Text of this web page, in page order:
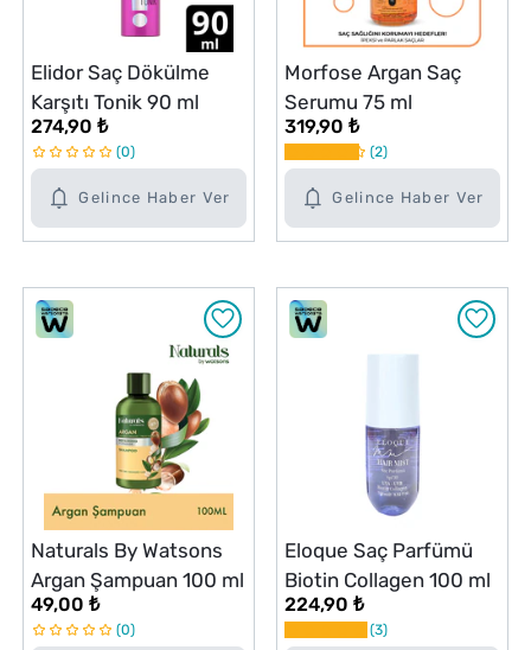
Gelince Haber Ver
Elidor Saç Dökülme
Karşıtı Tonik 90 ml
274,90 ₺
0
Gelince Haber Ver
Morfose Argan Saç
Serumu 75 ml
319,90 ₺
2
Naturals By Watsons
Argan Şampuan 100 ml
49,00 ₺
0
Eloque Saç Parfümü
Biotin Collagen 100 ml
224,90 ₺
3